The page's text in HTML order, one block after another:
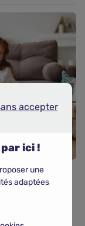
du
efficace
accepter
ici !
une
adaptées
accepter